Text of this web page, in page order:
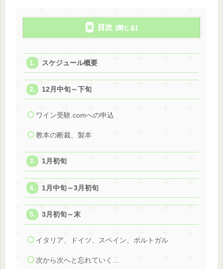
目次
スケジュール概要
12月中旬～下旬
ワイン受験.comへの申込
教本の断裁、製本
1月初旬
1月中旬～3月初旬
3月初旬～末
イタリア、ドイツ、スペイン、ポルトガル
次から次へと忘れていく…